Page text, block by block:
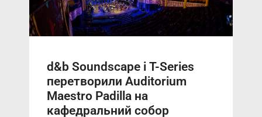
d&b Soundscape і T-Series
перетворили Auditorium
Maestro Padilla на
кафедральний собор